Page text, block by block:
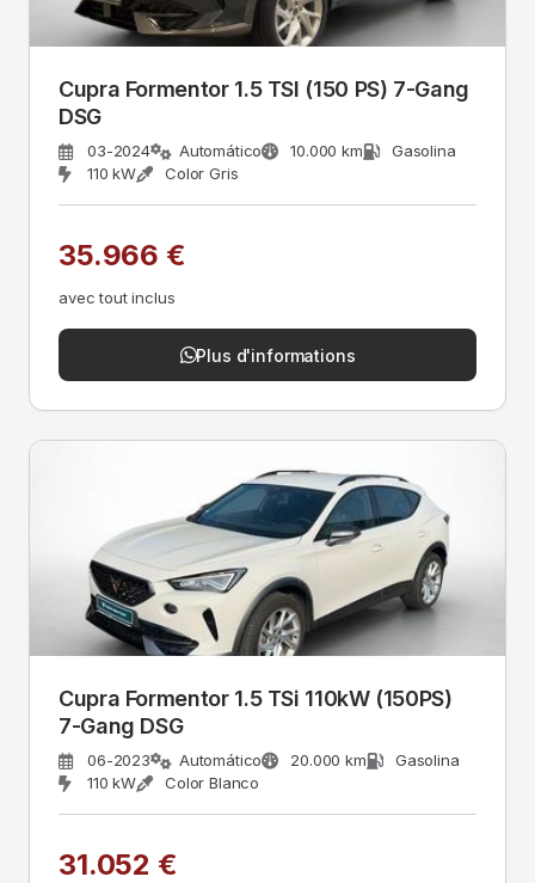
Cupra Formentor 1.5 TSI (150 PS) 7-Gang
DSG
03-2024 Automático 10.000 km
Gasolina
110 kW
Color Gris
35.966 €
avec tout inclus
Plus d'informations
Cupra Formentor 1.5 TSi 110kW (150PS)
7-Gang DSG
06-2023 Automático 20.000 km
Gasolina
110 kW
Color Blanco
31.052 €